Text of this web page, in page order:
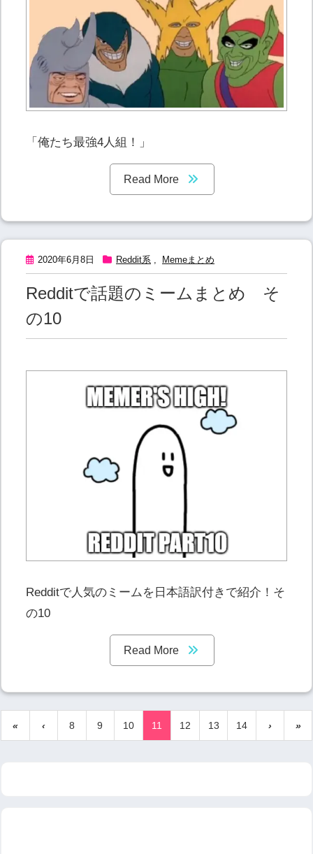
「俺たち最強4人組！」
Read More
2020年6月8日 Reddit系 , Memeまとめ
Redditで話題のミームまとめ そ
の10
Redditで人気のミームを日本語訳付きで紹介！そ
の10
Read More
« ‹ 8 9 10 11 12 13 14 › »